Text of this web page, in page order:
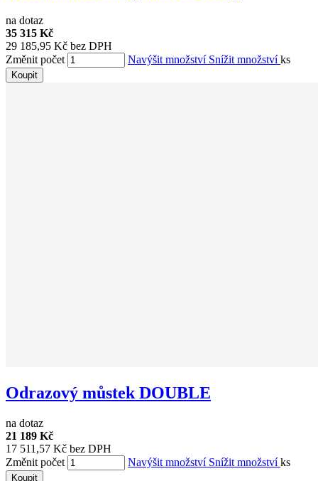
na dotaz
35 315 Kč
29 185,95 Kč bez DPH
Změnit počet
Navýšit množství Snížit množstvíks
Koupit
Odrazový můstek DOUBLE
na dotaz
21 189 Kč
17 511,57 Kč bez DPH
Změnit počet
Navýšit množství Snížit množstvíks
Koupit